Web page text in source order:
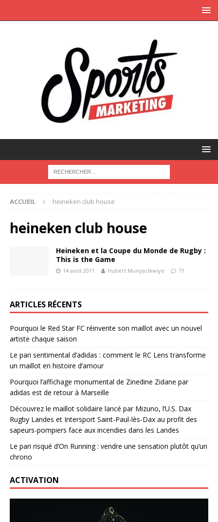
ACCUEIL heineken club house
heineken club house
Heineken et la Coupe du Monde de Rugby :
This is the Game
14 août 2011 Hubert Munyazikwiye 71
ARTICLES RÉCENTS
Pourquoi le Red Star FC réinvente son maillot avec un nouvel
artiste chaque saison
Le pari sentimental d’adidas : comment le RC Lens transforme
un maillot en histoire d’amour
Pourquoi l’affichage monumental de Zinedine Zidane par
adidas est de retour à Marseille
Découvrez le maillot solidaire lancé par Mizuno, l’U.S. Dax
Rugby Landes et Intersport Saint-Paul-lès-Dax au profit des
sapeurs-pompiers face aux incendies dans les Landes
Le pari risqué d’On Running : vendre une sensation plutôt qu’un
chrono
ACTIVATION